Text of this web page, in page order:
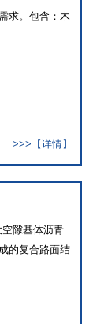
求。包含：木
>>>【详情】
隙基体沥青
的复合路面结